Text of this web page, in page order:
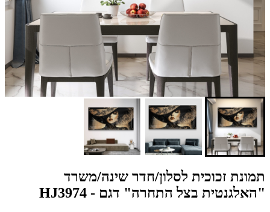
תמונת זכוכית לסלון/חדר שינה/משרד
"האלגנטית בצל התחרה" דגם - HJ3974